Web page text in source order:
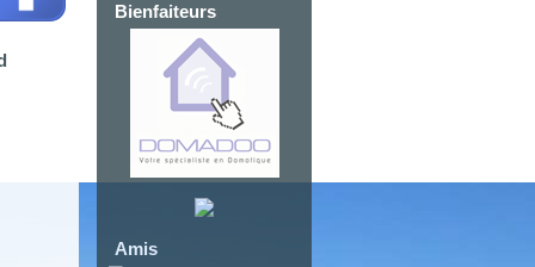
Bienfaiteurs
Amis